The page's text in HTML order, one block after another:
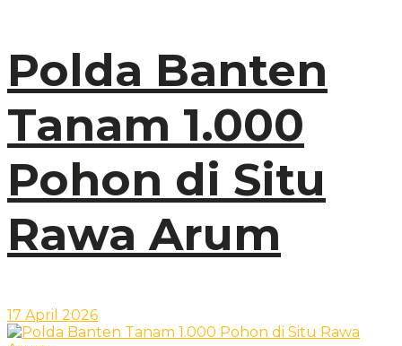
Polda Banten
Tanam 1.000
Pohon di Situ
Rawa Arum
17 April 2026